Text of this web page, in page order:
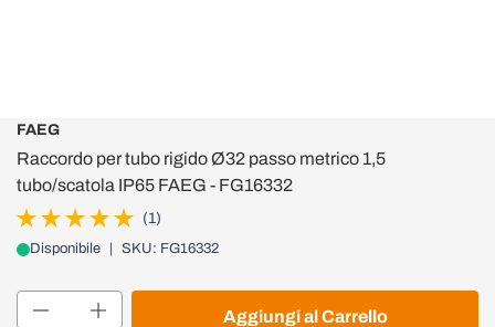
FAEG
Raccordo per tubo rigido Ø32 passo metrico 1,5
tubo/scatola IP65 FAEG - FG16332
(1)
Disponibile SKU: FG16332
Aggiungi al Carrello